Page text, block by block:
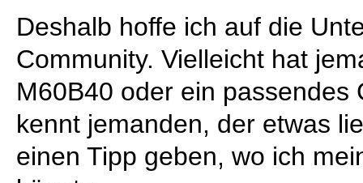
Deshalb hoffe ich auf die
Community. Vielleicht hat
M60B40 oder ein passendes
kennt jemanden, der etwas
einen Tipp geben, wo ich